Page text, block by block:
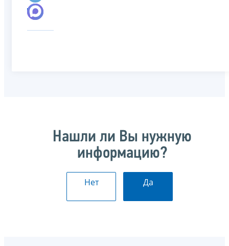
Нашли ли Вы нужную
информацию?
Нет Да